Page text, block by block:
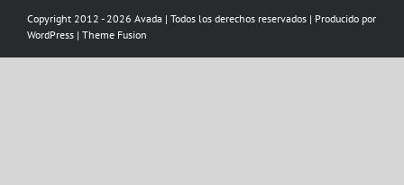
Copyright 2012 - 2026 Avada | Todos los derechos reservados | Producido por
WordPress | Theme Fusion